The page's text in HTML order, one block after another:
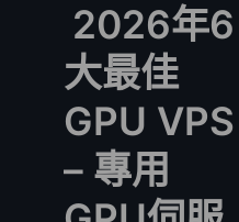
2026年6
大最佳
GPU VPS
– 專用